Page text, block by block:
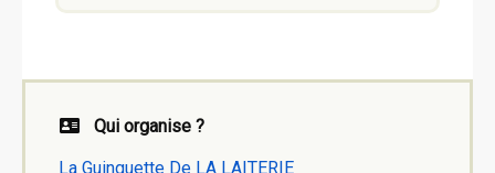
Qui organise ?
La Guinguette De LA LAITERIE